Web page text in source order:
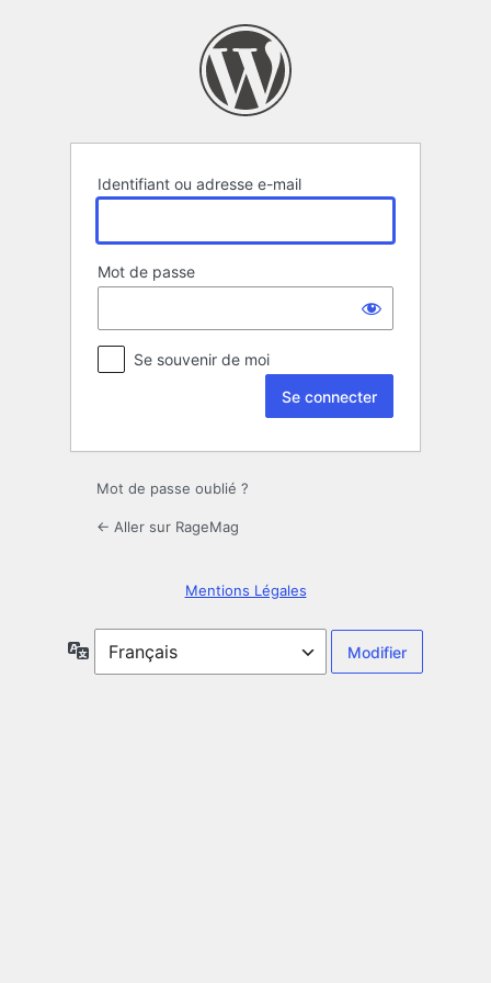
Identifiant ou adresse e-mail
Mot de passe
Se souvenir de moi
Mot de passe oublié ?
← Aller sur RageMag
Mentions Légales
Langue